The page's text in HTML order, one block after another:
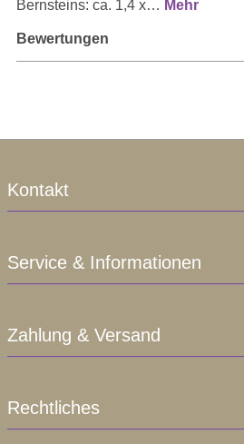
Bernsteins: ca. 1,4 x… Mehr
Bewertungen
Kontakt
Service & Informationen
Zahlung & Versand
Rechtliches